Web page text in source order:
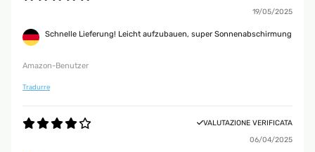
19/05/2025
Schnelle Lieferung! Leicht aufzubauen, super Sonnenabschirmung
Amazon-Benutzer
Tradurre
VALUTAZIONE VERIFICATA
06/04/2025